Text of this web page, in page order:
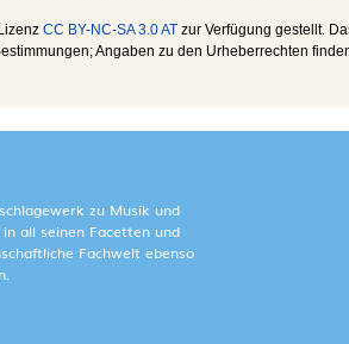
CC BY-NC-SA 3.0 AT zur Verfügung gestellt.
Angaben zu den Urheberrechten
zu Musik und
all seinen Facetten und
Fachwelt ebenso